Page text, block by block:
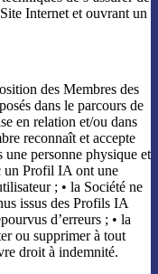
Internet et ouvrant un
des Membres des
dans le parcours de
en relation et/ou dans
reconnaît et accepte
une personne physique et
un Profil IA ont une
; • la Société ne
issus des Profils IA
d’erreurs ; • la
ou supprimer à tout
droit à indemnité.